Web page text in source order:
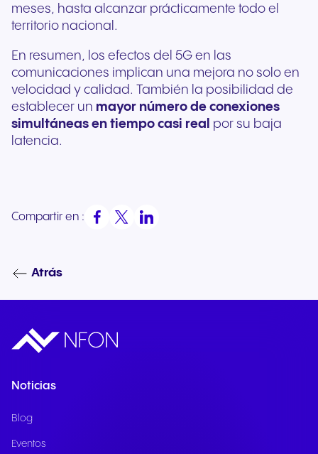
meses, hasta alcanzar prácticamente todo el
territorio nacional.
En resumen, los efectos del 5G en las
comunicaciones implican una mejora no solo en
velocidad y calidad. También la posibilidad de
establecer un mayor número de conexiones
simultáneas en tiempo casi real por su baja
latencia.
Compartir en :
Atrás
Noticias
Blog
Eventos